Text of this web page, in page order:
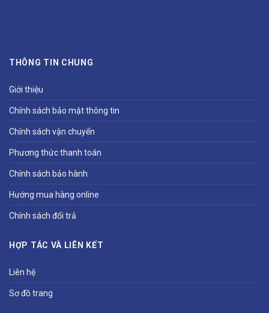
THÔNG TIN CHUNG
Giới thiệu
Chính sách bảo mật thông tin
Chính sách vận chuyển
Phương thức thanh toán
Chính sách bảo hành
Hướng mua hàng online
Chính sách đổi trả
HỢP TÁC VÀ LIÊN KẾT
Liên hệ
Sơ đồ trang